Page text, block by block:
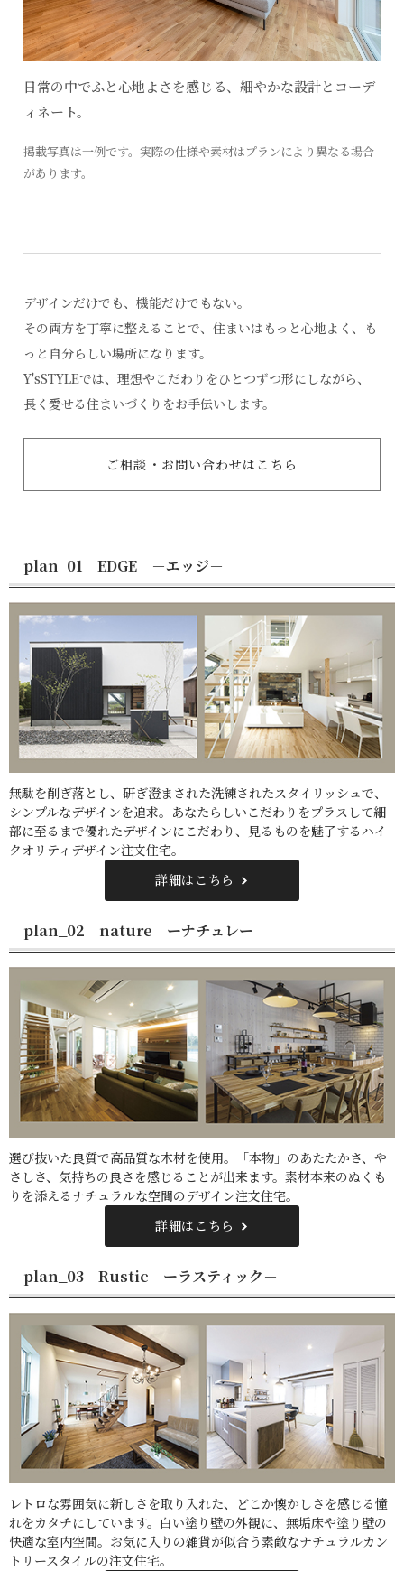
日常の中でふと心地よさを感じる、細やかな設計とコーデ
ィネート。
掲載写真は一例です。実際の仕様や素材はプランにより異なる場合
があります。
デザインだけでも、機能だけでもない。
その両方を丁寧に整えることで、住まいはもっと心地よく、も
っと自分らしい場所になります。
Y'sSTYLEでは、理想やこだわりをひとつずつ形にしながら、
長く愛せる住まいづくりをお手伝いします。
ご相談・お問い合わせはこちら
plan_01 EDGE －エッジ－
無駄を削ぎ落とし、研ぎ澄まされた洗練されたスタイリッシュで、
シンプルなデザインを追求。あなたらしいこだわりをプラスして細
部に至るまで優れたデザインにこだわり、見るものを魅了するハイ
クオリティデザイン注文住宅。
詳細はこちら
plan_02 nature ーナチュレー
選び抜いた良質で高品質な木材を使用。「本物」のあたたかさ、や
さしさ、気持ちの良さを感じることが出来ます。素材本来のぬくも
りを添えるナチュラルな空間のデザイン注文住宅。
詳細はこちら
plan_03 Rustic ーラスティック－
レトロな雰囲気に新しさを取り入れた、どこか懐かしさを感じる憧
れをカタチにしています。白い塗り壁の外観に、無垢床や塗り壁の
快適な室内空間。お気に入りの雑貨が似合う素敵なナチュラルカン
トリースタイルの注文住宅。